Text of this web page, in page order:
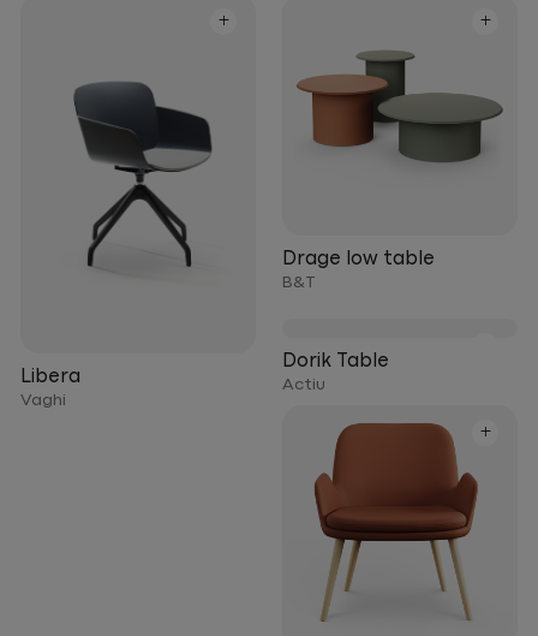
+
Drage low table
B&T
+
Libera
Vaghi
Dorik Table
Actiu
+